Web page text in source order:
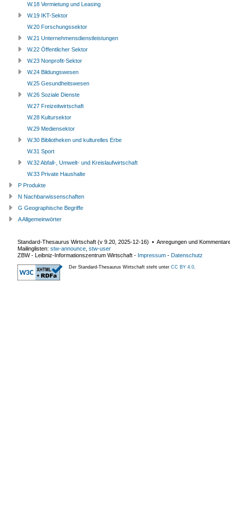
W.18 Vermietung und Leasing
W.19 IKT-Sektor
W.20 Forschungssektor
W.21 Unternehmensdienstleistungen
W.22 Öffentlicher Sektor
W.23 Nonprofit-Sektor
W.24 Bildungswesen
W.25 Gesundheitswesen
W.26 Soziale Dienste
W.27 Freizeitwirtschaft
W.28 Kultursektor
W.29 Mediensektor
W.30 Bibliotheken und kulturelles Erbe
W.31 Sport
W.32 Abfall-, Umwelt- und Kreislaufwirtschaft
W.33 Private Haushalte
P Produkte
N Nachbarwissenschaften
G Geographische Begriffe
A Allgemeinwörter
Standard-Thesaurus Wirtschaft (v 9.20 2025-12-16) ▪ Anregungen und
Mailinglisten: stw-announce stw-user
ZBW - Leibniz-Informationszentrum Wirtschaft - Impressum - Datenschutz
Der Standard-Thesaurus Wirtschaft steht unter CC BY 4.0